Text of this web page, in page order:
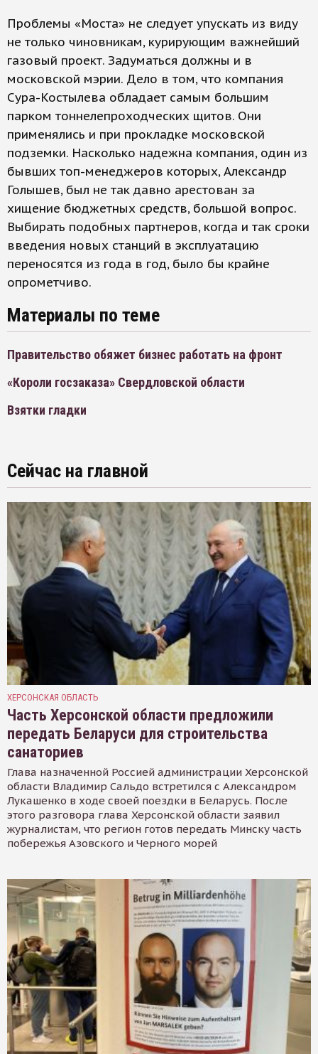
Проблемы «Моста» не следует упускать из виду
не только чиновникам, курирующим важнейший
газовый проект. Задуматься должны и в
московской мэрии. Дело в том, что компания
Сура-Костылева обладает самым большим
парком тоннелепроходческих щитов. Они
применялись и при прокладке московской
подземки. Насколько надежна компания, один из
бывших топ-менеджеров которых, Александр
Голышев, был не так давно арестован за
хищение бюджетных средств, большой вопрос.
Выбирать подобных партнеров, когда и так сроки
введения новых станций в эксплуатацию
переносятся из года в год, было бы крайне
опрометчиво.
Материалы по теме
Правительство обяжет бизнес работать на фронт
«Короли госзаказа» Свердловской области
Взятки гладки
Сейчас на главной
ХЕРСОНСКАЯ ОБЛАСТЬ
Часть Херсонской области предложили
передать Беларуси для строительства
санаториев
Глава назначенной Россией администрации Херсонской
области Владимир Сальдо встретился с Александром
Лукашенко в ходе своей поездки в Беларусь. После
этого разговора глава Херсонской области заявил
журналистам, что регион готов передать Минску часть
побережья Азовского и Черного морей